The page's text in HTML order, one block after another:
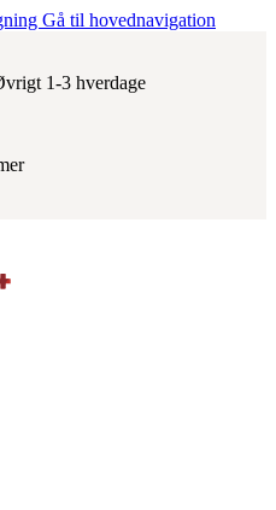
Gå til hovednavigation
1-3 hverdage